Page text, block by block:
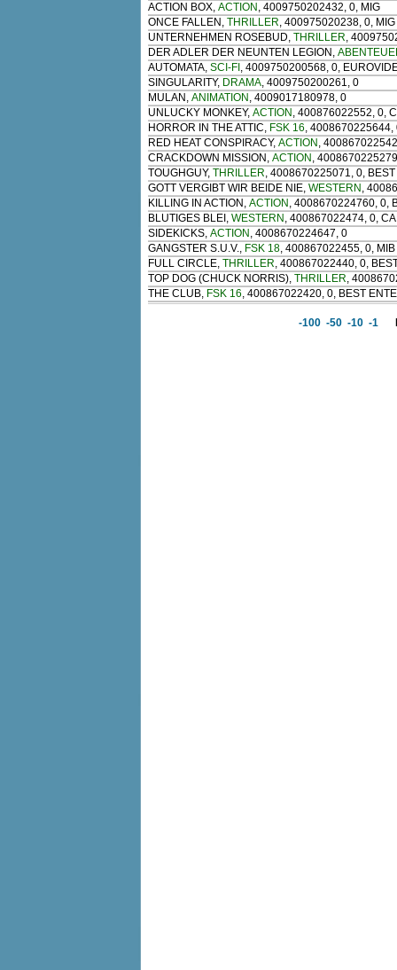
ACTION BOX, ACTION , 4009750202432, 0, MIG
ONCE FALLEN , THRILLER, 400975020238, 0, MIG
UNTERNEHMEN ROSEBUD, THRILLER,
DER ADLER DER NEUNTEN LEGION ,
AUTOMATA, SCI-FI , 4009750200568, 0,
SINGULARITY, DRAMA, 4009750200261, 0
MULAN , ANIMATION , 4009017180978, 0
UNLUCKY MONKEY, ACTION , 400876022552, 0,
HORROR IN THE ATTIC, FSK 16, 4008670225644,
RED HEAT CONSPIRACY, ACTION ,
CRACKDOWN MISSION , ACTION ,
TOUGHGUY, THRILLER, 4008670225071, 0, BEST
GOTT VERGIBT WIR BEIDE NIE, WESTERN ,
KILLING IN ACTION , ACTION , 4008670224760, 0,
BLUTIGES BLEI , WESTERN , 400867022474, 0,
SIDEKICKS, ACTION , 4008670224647, 0
GANGSTER S.U.V., FSK 18, 400867022455, 0, MIB
FULL CIRCLE, THRILLER, 400867022440, 0,
TOP DOG (CHUCK NORRIS), THRILLER,
THE CLUB, FSK 16, 400867022420, 0, BEST
-100 -50 -10 -1